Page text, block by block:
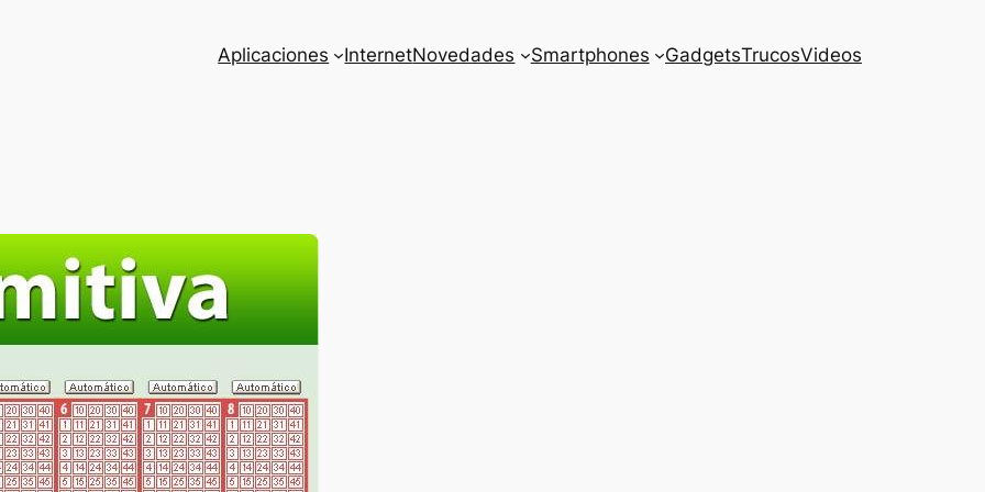
Aplicaciones InternetNovedades Smartphones GadgetsTrucosVideos